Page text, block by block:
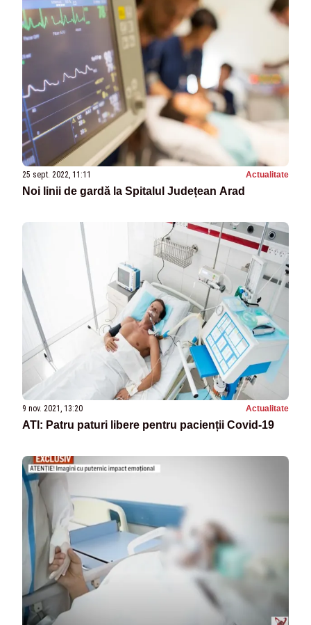
25 sept. 2022, 11:11 Actualitate
Noi linii de gardă la Spitalul Județean Arad
9 nov. 2021, 13:20 Actualitate
ATI: Patru paturi libere pentru pacienții Covid-19